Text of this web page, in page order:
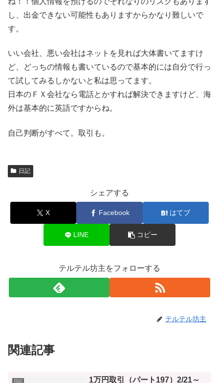
し、出金できない可能性もありますからかなり難しいで
す。
いい会社、悪い会社はネットを見れば大体書いてますけ
ど、どっちの情報も書いているので基本的には自分で行っ
て試してみるしかないと私は思ってます。
日本のＦＸ会社なら電話とかすれば解決できますけど、海
外は基本的に英語ですからね。
自己判断がすべて。取引も。
日記
シェアする
X Facebook はてブ
LINE コピー
テルテル坊主をフォローする
テルテル坊主
関連記事
日記 1万円取引（パート197）2/21～